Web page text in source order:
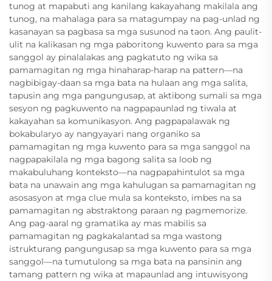
tunog at mapabuti ang kanilang kakayahang makilala ang
tunog, na mahalaga para sa matagumpay na pag-unlad ng
kasanayan sa pagbasa sa mga susunod na taon. Ang paulit-
ulit na kalikasan ng mga paboritong kuwento para sa mga
sanggol ay pinalalakas ang pagkatuto ng wika sa
pamamagitan ng mga hinaharap-harap na pattern—na
nagbibigay-daan sa mga bata na hulaan ang mga salita,
tapusin ang mga pangungusap, at aktibong sumali sa mga
sesyon ng pagkuwento na nagpapaunlad ng tiwala at
kakayahan sa komunikasyon. Ang pagpapalawak ng
bokabularyo ay nangyayari nang organiko sa
pamamagitan ng mga kuwento para sa mga sanggol na
nagpapakilala ng mga bagong salita sa loob ng
makabuluhang konteksto—na nagpapahintulot sa mga
bata na unawain ang mga kahulugan sa pamamagitan ng
asosasyon at mga clue mula sa konteksto, imbes na sa
pamamagitan ng abstraktong paraan ng pagmemorize.
Ang pag-aaral ng gramatika ay mas mabilis sa
pamamagitan ng pagkakalantad sa mga wastong
istrukturang pangungusap sa mga kuwento para sa mga
sanggol—na tumutulong sa mga bata na pansinin ang
tamang pattern ng wika at mapaunlad ang intuwisyong